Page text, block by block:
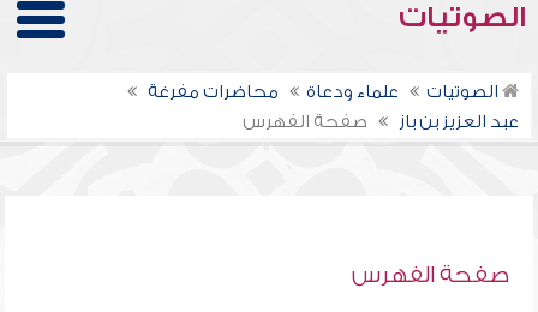
الصوتيات
الصوتيات علماء ودعاة
محاضرات مفرغة
عبد العزيز بن باز
صفحة الفهرس
صفحة الفهرس